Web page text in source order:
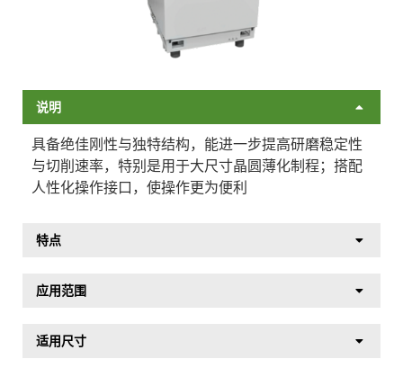
说明
具备绝佳刚性与独特结构，能进一步提高研磨稳定性
与切削速率，特别是用于大尺寸晶圆薄化制程；搭配
人性化操作接口，使操作更为便利
特点
应用范围
适用尺寸